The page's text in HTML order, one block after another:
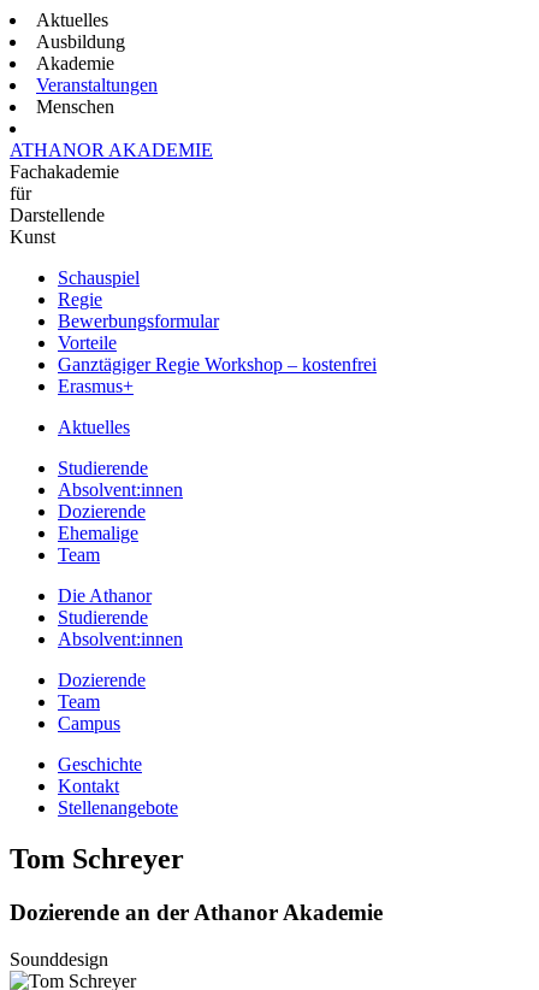
Aktuelles
Ausbildung
Akademie
Veranstaltungen
Menschen
ATHANOR AKADEMIE
Fachakademie
für
Darstellende
Kunst
Schauspiel
Regie
Bewerbungsformular
Vorteile
Ganztägiger Regie Workshop – kostenfrei
Erasmus+
Aktuelles
Studierende
Absolvent:innen
Dozierende
Ehemalige
Team
Die Athanor
Studierende
Absolvent:innen
Dozierende
Team
Campus
Geschichte
Kontakt
Stellenangebote
Tom Schreyer
Dozierende an der Athanor Akademie
Sounddesign